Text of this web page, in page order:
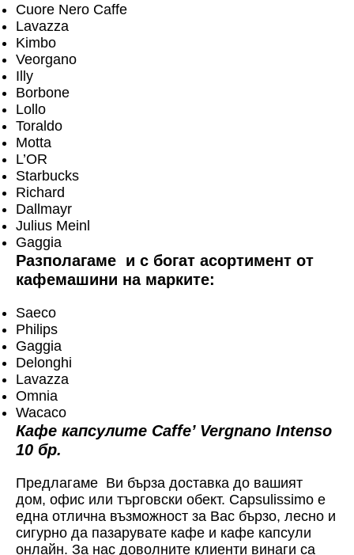
Cuore Nero Caffe
Lavazza
Kimbo
Veorgano
Illy
Borbone
Lollo
Toraldo
Motta
L’OR
Starbucks
Richard
Dallmayr
Julius Meinl
Gaggia
Разполагаме и с богат асортимент от
кафемашини на марките:
Saeco
Philips
Gaggia
Delonghi
Lavazza
Omnia
Wacaco
Кафе капсулите Caffe’ Vergnano Intenso
10 бр.
Предлагаме Ви бърза доставка до вашият
дом, офис или търговски обект. Capsulissimo е
една отлична възможност за Вас бързо, лесно и
сигурно да пазарувате кафе и кафе капсули
онлайн. За нас доволните клиенти винаги са